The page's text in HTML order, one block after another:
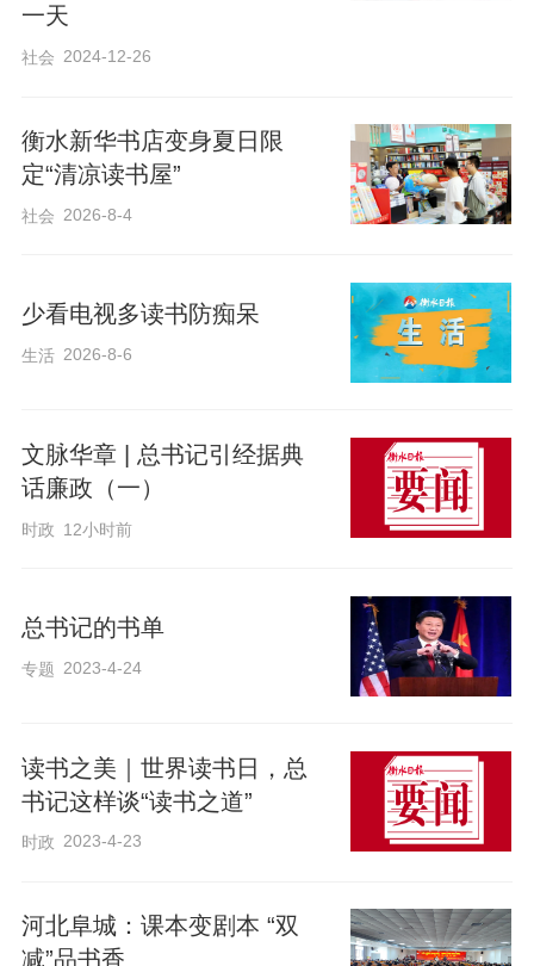
事。她讲《平原枪声》的时候，总是强调
第一句话：老槐树上吊着一个人。她说，
理。书里的肖家镇，就是我姥姥村。那些
小说里的人物，大都在生活中有原型，还
有的人物是两三个人集中到一个人身上去
学课。妈妈不但给我们讲，还买来红色书
籍让我们看。
高，却很喜欢读书。我编故事的能力，大
多来源于此。那时，天一黑，大人们从地
里干活回来，我们的作业也写完了。匆匆
是熏黑了鼻子，就是燎烤了头发。至今我
还记得，有个关于王维和王推的故事。当
年王维考中进士，被推着小车做生意的王
准确地指认出王维，把王推治了罪。现在
看来，是不是有点像《西游记》里的孙悟
二姐具有侠女气质。她带回来的书大多是
一天
社会 2024-12-26
衡水新华书店变身夏日限
定“清凉读书屋”
社会 2026-8-4
少看电视多读书防痴呆
生活 2026-8-6
文脉华章 | 总书记引经据典
话廉政（一）
时政 12小时前
总书记的书单
专题 2023-4-24
读书之美｜世界读书日，总
书记这样谈“读书之道”
时政 2023-4-23
河北阜城：课本变剧本 “双
减”品书香